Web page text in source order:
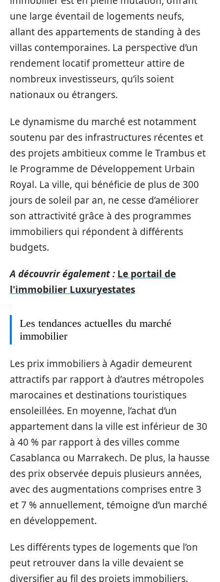
une large éventail de logements neufs,
allant des appartements de standing à des
villas contemporaines. La perspective d’un
rendement locatif prometteur attire de
nombreux investisseurs, qu’ils soient
nationaux ou étrangers.
Le dynamisme du marché est notamment
soutenu par des infrastructures récentes et
des projets ambitieux comme le Trambus et
le Programme de Développement Urbain
Royal. La ville, qui bénéficie de plus de 300
jours de soleil par an, ne cesse d’améliorer
son attractivité grâce à des programmes
immobiliers qui répondent à différents
budgets.
A découvrir également : Le portail de
l'immobilier Luxuryestates
Les tendances actuelles du marché
immobilier
Les prix immobiliers à Agadir demeurent
attractifs par rapport à d’autres métropoles
marocaines et destinations touristiques
ensoleillées. En moyenne, l’achat d’un
appartement dans la ville est inférieur de 30
à 40 % par rapport à des villes comme
Casablanca ou Marrakech. De plus, la hausse
des prix observée depuis plusieurs années,
avec des augmentations comprises entre 3
et 7 % annuellement, témoigne d’un marché
en développement.
Les différents types de logements que l’on
peut retrouver dans la ville devaient se
diversifier au fil des projets immobiliers.